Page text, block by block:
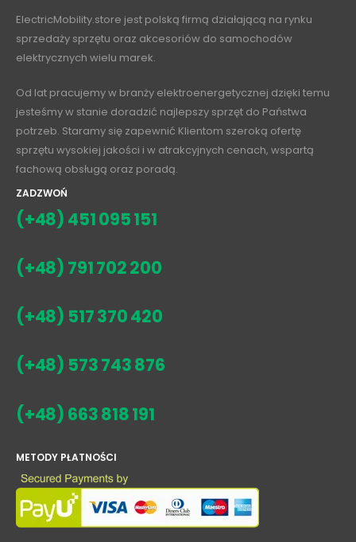
ElectricMobility.store jest polską firmą działającą na rynku
sprzedaży sprzętu oraz akcesoriów do samochodów
elektrycznych wielu marek.
Od lat pracujemy w branży elektroenergetycznej dzięki temu
jesteśmy w stanie doradzić najlepszy sprzęt do Państwa
potrzeb. Staramy się zapewnić Klientom szeroką ofertę
sprzętu wysokiej jakości i w atrakcyjnych cenach, wspartą
fachową obsługą oraz poradą.
ZADZWOŃ
(+48) 451 095 151
(+48) 791 702 200
(+48) 517 370 420
(+48) 573 743 876
(+48) 663 818 191
METODY PŁATNOŚCI